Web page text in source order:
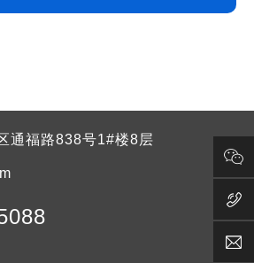
通福路838号1#楼8层